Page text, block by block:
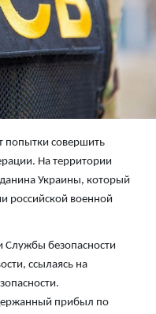
попытки совершить
На территории
Украины, который
российской военной
Службы безопасности
ссылаясь на
прибыл по